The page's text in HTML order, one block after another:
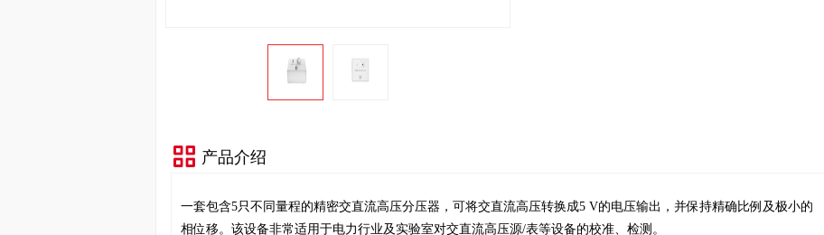
产品介绍
⼀套包含5只不同量程的精密交直流⾼压分压器，可将交直流⾼压转换成5 V的电压输出，并保持精确⽐例及极⼩的
相位移。该设备⾮常适⽤于电⼒⾏业及实验室对交直流⾼压源/表等设备的校准、检测。